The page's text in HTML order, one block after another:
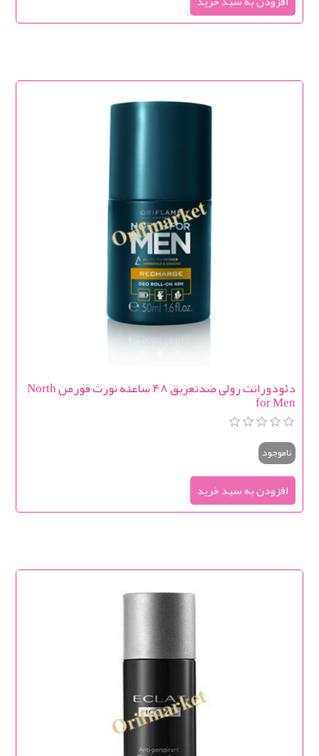
دئودورانت رولی ضدتعریق 48 ساعته نورث فورمن North
for Men
ناموجود